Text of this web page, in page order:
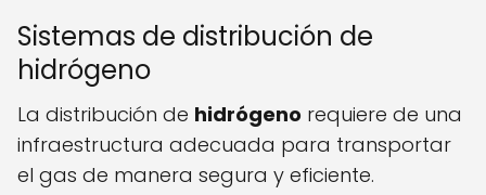
Sistemas de distribución de
hidrógeno
La distribución de hidrógeno requiere de una
infraestructura adecuada para transportar
el gas de manera segura y eficiente.